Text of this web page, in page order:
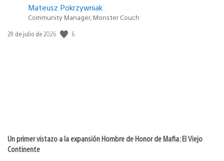
Mateusz Pokrzywniak
Community Manager, Monster Couch
Fecha
28 de julio de 2026 6
Un primer vistazo a la expansión Hombre de Honor de Mafia: El Viejo
Continente